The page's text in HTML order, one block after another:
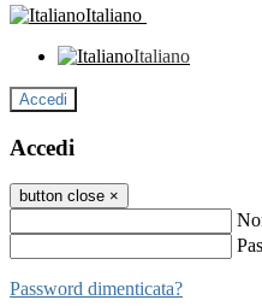
Italiano
Italiano
Accedi
Accedi
button close ×
Password dimenticata?